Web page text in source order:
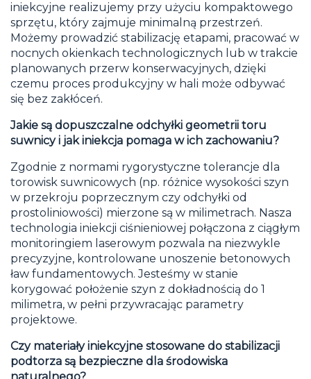
iniekcyjne realizujemy przy użyciu kompaktowego
sprzętu, który zajmuje minimalną przestrzeń.
Możemy prowadzić stabilizację etapami, pracować w
nocnych okienkach technologicznych lub w trakcie
planowanych przerw konserwacyjnych, dzięki
czemu proces produkcyjny w hali może odbywać
się bez zakłóceń.
Jakie są dopuszczalne odchyłki geometrii toru
suwnicy i jak iniekcja pomaga w ich zachowaniu?
Zgodnie z normami rygorystyczne tolerancje dla
torowisk suwnicowych (np. różnice wysokości szyn
w przekroju poprzecznym czy odchyłki od
prostoliniowości) mierzone są w milimetrach. Nasza
technologia iniekcji ciśnieniowej połączona z ciągłym
monitoringiem laserowym pozwala na niezwykle
precyzyjne, kontrolowane unoszenie betonowych
ław fundamentowych. Jesteśmy w stanie
korygować położenie szyn z dokładnością do 1
milimetra, w pełni przywracając parametry
projektowe.
Czy materiały iniekcyjne stosowane do stabilizacji
podtorza są bezpieczne dla środowiska